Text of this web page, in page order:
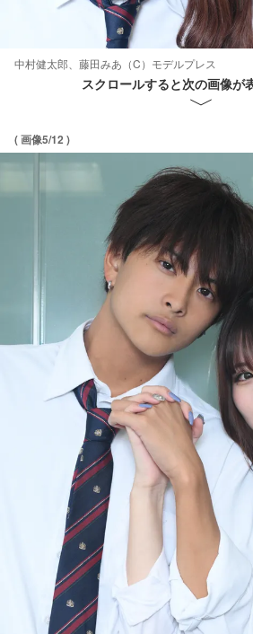
中村健太郎、藤田みあ（C）モデルプレス
スクロールすると次の画像が
( 画像5/12 )